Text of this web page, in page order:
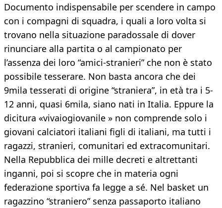
Documento indispensabile per scendere in campo
con i compagni di squadra, i quali a loro volta si
trovano nella situazione paradossale di dover
rinunciare alla partita o al campionato per
l’assenza dei loro “amici-stranieri” che non è stato
possibile tesserare. Non basta ancora che dei
9mila tesserati di origine “straniera”, in età tra i 5-
12 anni, quasi 6mila, siano nati in Italia. Eppure la
dicitura «vivaio­giovanile » non comprende solo i
giovani calciatori italiani figli di italiani, ma tutti i
ragazzi, stranieri, comunitari ed extracomunitari.
Nella Repubblica dei mille decreti e altrettanti
inganni, poi si scopre che in materia ogni
federazione sportiva fa legge a sé. Nel basket un
ragazzino “straniero” senza passaporto italiano